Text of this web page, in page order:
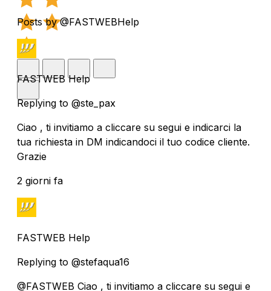
Posts by @FASTWEBHelp
FASTWEB Help
Replying to @ste_pax
Ciao , ti invitiamo a cliccare su segui e indicarci la
tua richiesta in DM indicandoci il tuo codice cliente.
Grazie
2 giorni fa
FASTWEB Help
Replying to @stefaqua16
@FASTWEB Ciao , ti invitiamo a cliccare su segui e